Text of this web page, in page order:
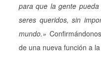
para que la gente
seres queridos, sin
mundo.»
de una nueva función a la